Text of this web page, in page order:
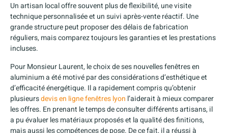
Un artisan local offre souvent plus de flexibilité, une visite
technique personnalisée et un suivi après-vente réactif. Une
grande structure peut proposer des délais de fabrication
réguliers, mais comparez toujours les garanties et les prestations
incluses.
Pour Monsieur Laurent, le choix de ses nouvelles fenêtres en
aluminium a été motivé par des considérations d’esthétique et
d’efficacité énergétique. Il a rapidement compris qu’obtenir
plusieursdevis en ligne fenêtres lyon l’aiderait à mieux comparer
les offres. En prenant le temps de consulter différents artisans, il
a pu évaluer les matériaux proposés et la qualité des finitions,
mais aussi les compétences de pose. De ce fait, il a réussi à